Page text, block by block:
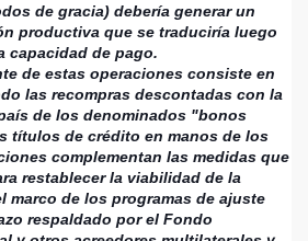
de gracia) debería generar un
productiva que se traduciría luego
capacidad de pago.
de estas operaciones consiste en
las recompras descontadas con la
de los denominados "bonos
títulos de crédito en manos de los
complementan las medidas que
restablecer la viabilidad de la
marco de los programas de ajuste
respaldado por el Fondo